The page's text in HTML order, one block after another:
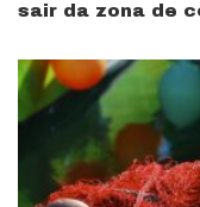
sair da zona de